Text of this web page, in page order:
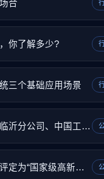
合
你了解多少?
三个基础应用场景
青迈智能与中国电信临沂分公司、中国工商银行
热烈祝贺青迈智能被评定为“国家级高新技术企